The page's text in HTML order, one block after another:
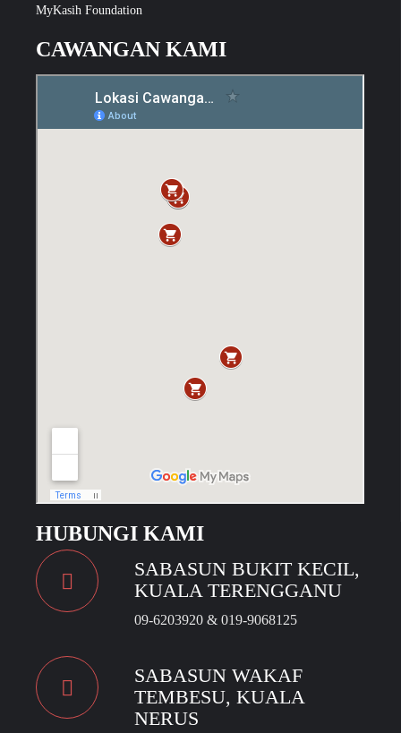
MyKasih Foundation
CAWANGAN KAMI
HUBUNGI KAMI
SABASUN BUKIT KECIL,
KUALA TERENGGANU
09-6203920 & 019-9068125
SABASUN WAKAF
TEMBESU, KUALA
NERUS